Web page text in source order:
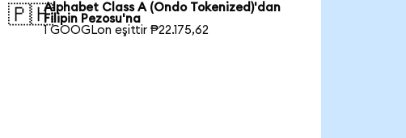
🇵🇭Alphabet Class A (Ondo Tokenized)'dan
Filipin Pezosu'na
1 GOOGLon eşittir ₱22.175,62